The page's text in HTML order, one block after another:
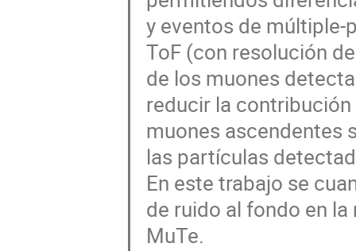
y eventos de
ToF (con resolución
de los muones
reducir la
muones ascendentes
las partículas
En este trabajo se
de ruido al fondo en
MuTe.